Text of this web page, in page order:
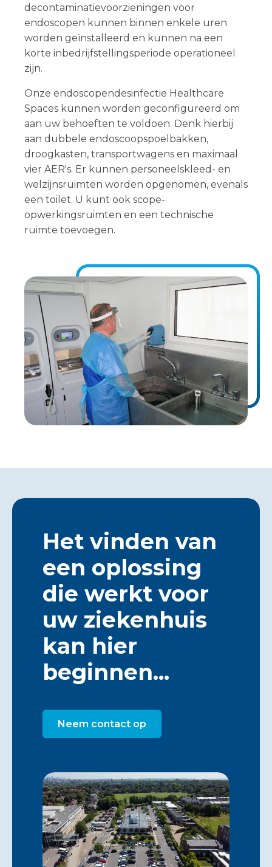
decontaminatievoorzieningen voor
endoscopen kunnen binnen enkele uren
worden geïnstalleerd en kunnen na een
korte inbedrijfstellingsperiode operationeel
zijn.
Onze endoscopendesinfectie Healthcare
Spaces kunnen worden geconfigureerd om
aan uw behoeften te voldoen. Denk hierbij
aan dubbele endoscoopspoelbakken,
droogkasten, transportwagens en maximaal
vier AER's. Er kunnen personeelskleed- en
welzijnsruimten worden opgenomen, evenals
een toilet. U kunt ook scope-
opwerkingsruimten en een technische
ruimte toevoegen.
Het vinden van
een oplossing
die werkt voor
uw ziekenhuis
kan hier
beginnen...
Neem contact op